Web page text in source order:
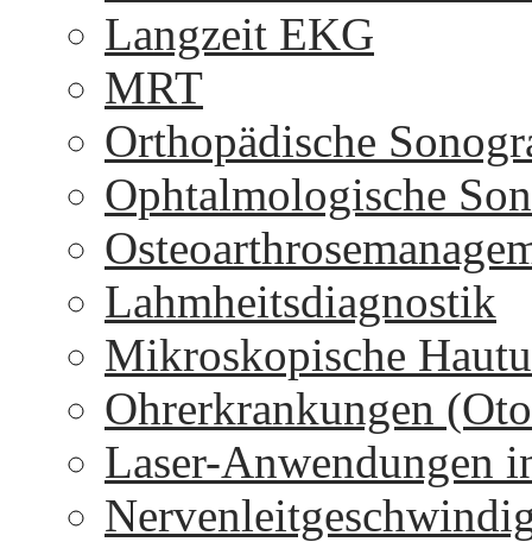
Langzeit EKG
MRT
Orthopädische
Ophtalmologische
Lahmheitsdiagnostik
Mikroskopische
Ohrerkrankungen
Laser-Anwendungen